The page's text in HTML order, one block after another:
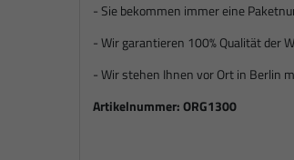
- Sie bekommen immer eine
- Wir garantieren 100% Qualität der
- Wir stehen Ihnen vor Ort in Berlin
Artikelnummer:ORG1300